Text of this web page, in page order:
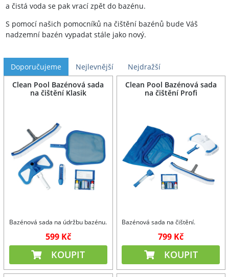
a čistá voda se pak vrací zpět do bazénu.
S pomocí našich pomocníků na čištění bazénů bude Váš
nadzemní bazén vypadat stále jako nový.
Doporučujeme Nejlevnější
Nejdražší
Clean Pool Bazénová sada
na čištění Klasik
Bazénová sada na údržbu bazénu.
599 Kč
KOUPIT
Clean Pool Bazénová sada
na čištění Profi
Bazénová sada na čištění.
799 Kč
KOUPIT